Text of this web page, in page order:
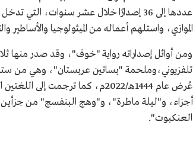
من الجوائز
جائزة الأدب، ضمن مبادرة "الجوائز
الوطنية"، في نسختها الرابعة.
من أعماله
خوف.
الوليمة.
ملحمة البحور السبعة.
ليلة ماطرة.
عددها إلى 36 إصدارًا خلال عشر سنوات،
الموازي، واستلهم أعماله من الميثولوجيا والأساطير
ومن أوائل إصداراته رواية "خوف"، وقد صدر منها
تلفزيوني،وملحمة "بساتين عربستان"، وهي من
عُرض عام 1444هـ/2022م، كما
أجزاء، و"ليلة ماطرة"، و"وهج البنفسج" من
العنكبوت".